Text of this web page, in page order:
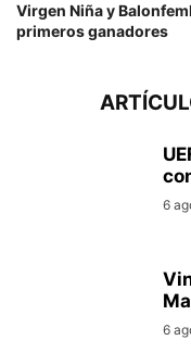
Virgen Niña y
primeros ganadores
6
6